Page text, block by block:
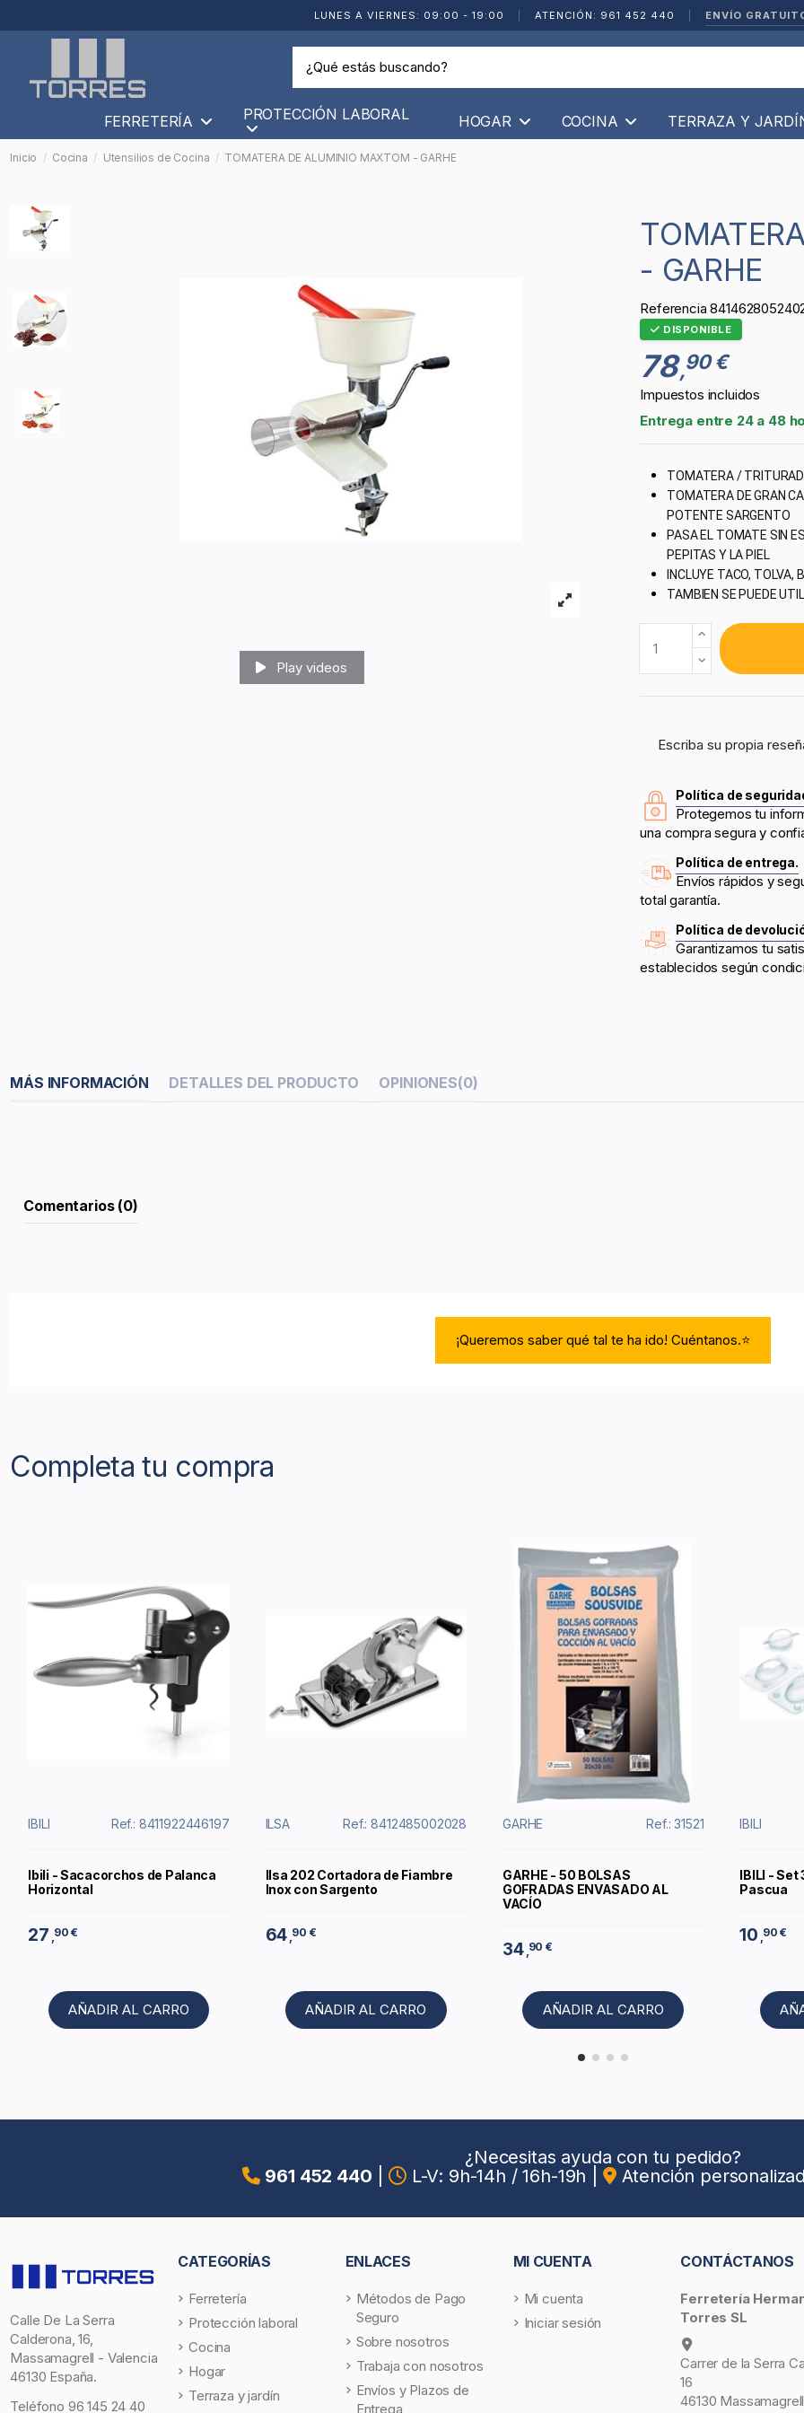
LUNES A VIERNES: 09:00 - 19:00 ATENCIÓN: 961 452 440 ENVÍO
FERRETERÍA PROTECCIÓN LABORAL HOGAR COCINA TERRAZA Y
Inicio Cocina Utensilios de Cocina TOMATERA DE ALUMINIO MAXTOM - GARHE
Play videos
TOMATERA DE ALUMINIO MAXTOM
- GARHE
Referencia
DISPONIBLE
78,90 €
Impuestos incluidos
Entrega entre 24 a 48
TOMATERA /
TOMATERA DE GRAN
POTENTE SARGENTO
PASA EL TOMATE SIN
PEPITAS Y LA PIEL
INCLUYE TACO, TOLVA,
TAMBIEN SE PUEDE
Escriba su propia
Política de
Protegemos tu
una compra segura y
Política de entrega.
Envíos rápidos y
total garantía.
Política de
Garantizamos tu
establecidos según
MÁS INFORMACIÓN DETALLES DEL PRODUCTO OPINIONES(0)
Comentarios (0)
¡Queremos saber qué tal te ha ido! Cuéntanos.⭐
Completa tu compra
IBILI Ref.: 8411922446197
Ibili - Sacacorchos de Palanca
Horizontal
27 ,90 €
AÑADIR AL CARRO
ILSA Ref.: 8412485002028
Ilsa 202 Cortadora de Fiambre
Inox con Sargento
64 ,90 €
AÑADIR AL CARRO
GARHE Ref.: 31521
GARHE - 50 BOLSAS
GOFRADAS ENVASADO AL
VACÍO
34 ,90 €
AÑADIR AL CARRO
IBILI
IBILI - Set
Pascua
10 ,90 €
¿Necesitas ayuda con tu pedido?
961 452 440
L-V: 9h-14h / 16h-19h Atención
Calle De La Serra
Calderona, 16,
Massamagrell - Valencia
46130 España.
Teléfono 96 145 24 40
CATEGORÍAS
Ferretería
Protección laboral
Cocina
Hogar
Terraza y jardín
ENLACES
Métodos de Pago
Seguro
Sobre nosotros
Trabaja con nosotros
Envíos y Plazos de
Entrega
MI CUENTA
Mi cuenta
Iniciar sesión
CONTÁCTANOS
Ferretería
Torres SL
Carrer de la Serra
16
46130